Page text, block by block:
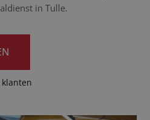
in Tulle.